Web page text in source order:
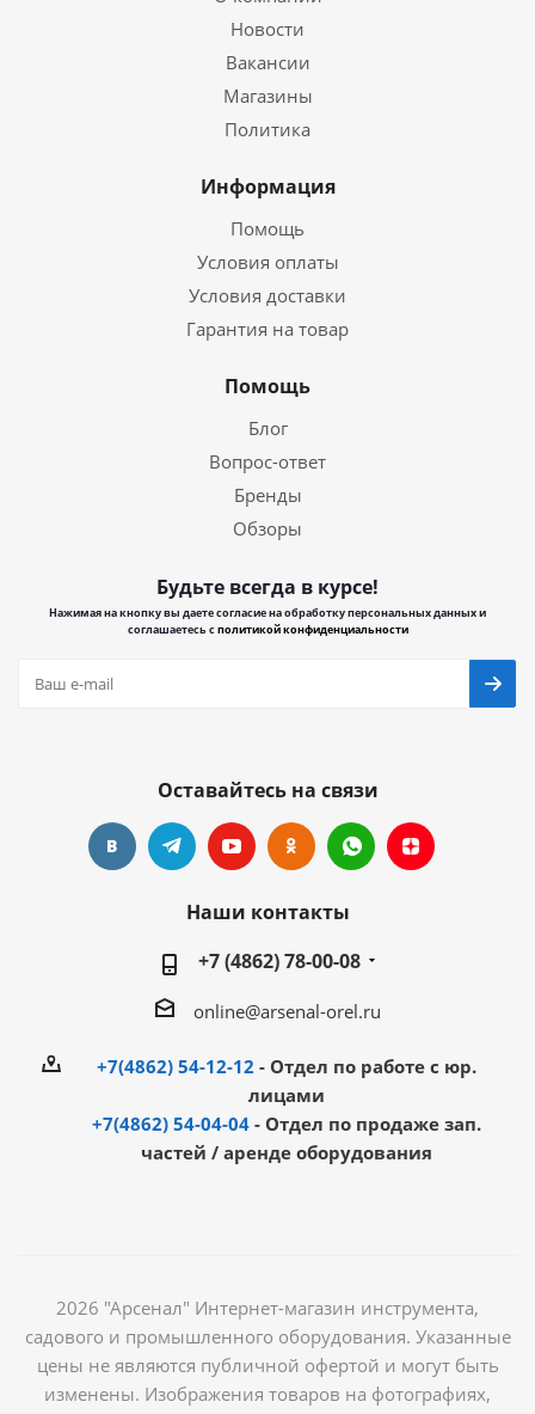
Новости
Вакансии
Магазины
Политика
Информация
Помощь
Условия оплаты
Условия доставки
Гарантия на товар
Помощь
Блог
Вопрос-ответ
Бренды
Обзоры
Будьте всегда в курсе!
Нажимая на кнопку вы даете согласие на обработку персональных данных и
соглашаетесь сполитикой конфиденциальности
Оставайтесь на связи
Наши контакты
+7 (4862) 78-00-08
online@arsenal-orel.ru
+7(4862) 54-12-12 - Отдел по работе с юр.
лицами
+7(4862) 54-04-04 - Отдел по продаже зап.
частей / аренде оборудования
2026 "Арсенал" Интернет-магазин инструмента,
садового и промышленного оборудования. Указанные
цены не являются публичной офертой и могут быть
изменены. Изображения товаров на фотографиях,